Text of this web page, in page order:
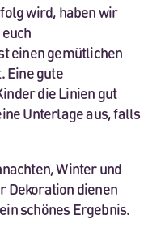
wird, haben wir
einen gemütlichen
Eine gute
die Linien gut
Unterlage aus, falls
Winter und
Dekoration dienen
schönes Ergebnis.